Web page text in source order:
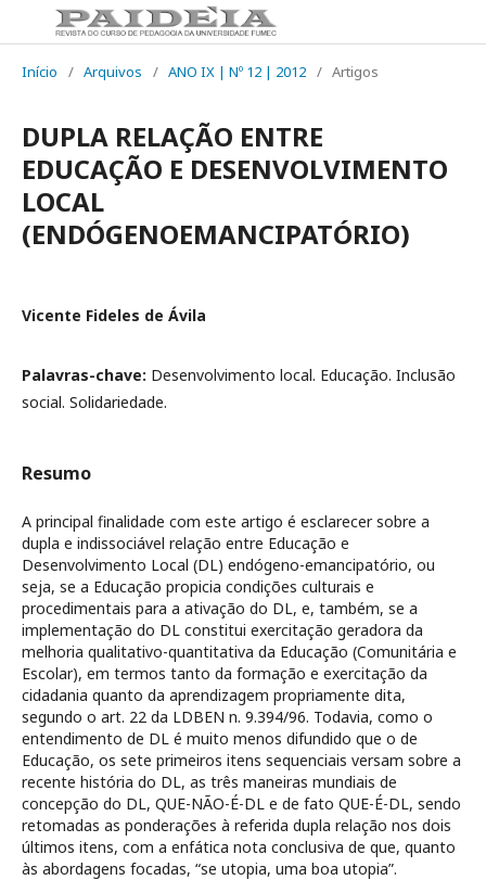
Início / Arquivos / ANO IX | Nº 12 | 2012 / Artigos
DUPLA RELAÇÃO ENTRE
EDUCAÇÃO E DESENVOLVIMENTO
LOCAL
(ENDÓGENOEMANCIPATÓRIO)
Vicente Fideles de Ávila
Palavras-chave: Desenvolvimento local. Educação. Inclusão
social. Solidariedade.
Resumo
A principal finalidade com este artigo é esclarecer sobre a
dupla e indissociável relação entre Educação e
Desenvolvimento Local (DL) endógeno-emancipatório, ou
seja, se a Educação propicia condições culturais e
procedimentais para a ativação do DL, e, também, se a
implementação do DL constitui exercitação geradora da
melhoria qualitativo-quantitativa da Educação (Comunitária e
Escolar), em termos tanto da formação e exercitação da
cidadania quanto da aprendizagem propriamente dita,
segundo o art. 22 da LDBEN n. 9.394/96. Todavia, como o
entendimento de DL é muito menos difundido que o de
Educação, os sete primeiros itens sequenciais versam sobre a
recente história do DL, as três maneiras mundiais de
concepção do DL, QUE-NÃO-É-DL e de fato QUE-É-DL, sendo
retomadas as ponderações à referida dupla relação nos dois
últimos itens, com a enfática nota conclusiva de que, quanto
às abordagens focadas, “se utopia, uma boa utopia”.